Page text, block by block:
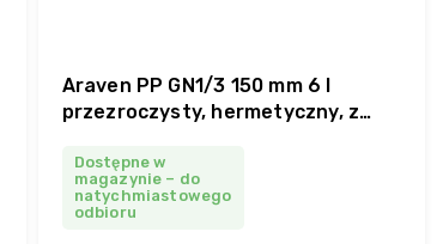
Araven PP GN1/3 150 mm 6 l
przezroczysty, hermetyczny, z
Dostępne w
magazynie – do
natychmiastowego
odbioru